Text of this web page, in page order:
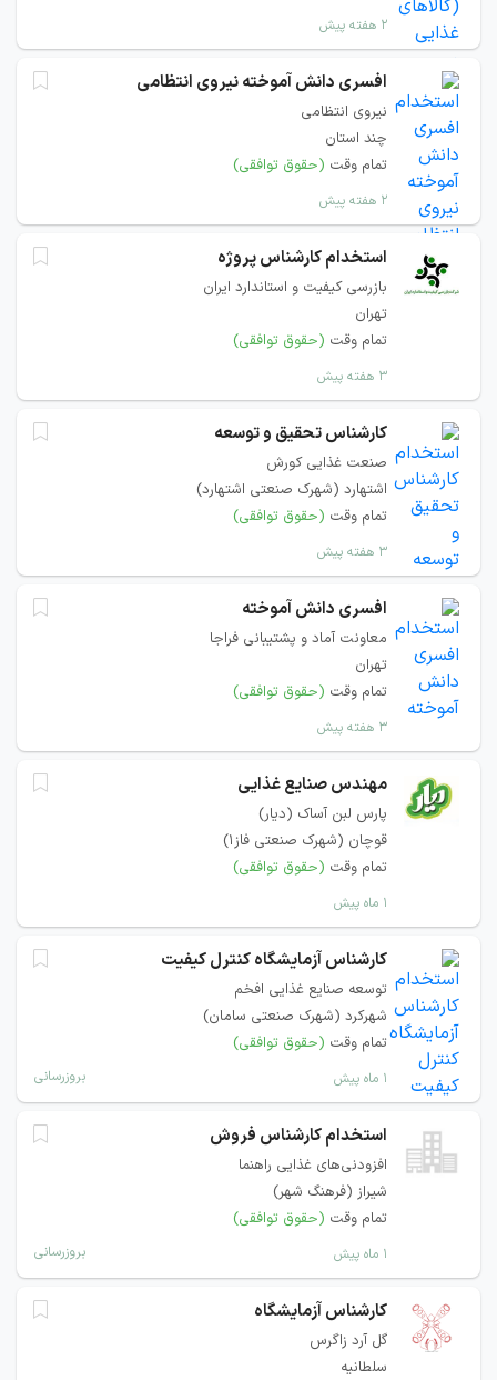
۲ هفته پیش
افسری دانش آموخته نیروی انتظامی
نیروی انتظامی
چند استان
تمام وقت (حقوق توافقی)
۲ هفته پیش
استخدام کارشناس پروژه
بازرسی کیفیت و استاندارد ایران
تهران
تمام وقت (حقوق توافقی)
۳ هفته پیش
کارشناس تحقیق و توسعه
صنعت غذایی کورش
اشتهارد (شهرک صنعتی اشتهارد)
تمام وقت (حقوق توافقی)
۳ هفته پیش
افسری دانش آموخته
معاونت آماد و پشتیبانی فراجا
تهران
تمام وقت (حقوق توافقی)
۳ هفته پیش
مهندس صنایع غذایی
پارس لبن آساک (دیار)
قوچان (شهرک صنعتی فاز1)
تمام وقت (حقوق توافقی)
۱ ماه پیش
کارشناس آزمایشگاه کنترل کیفیت
توسعه صنایع غذایی افخم
شهرکرد (شهرک صنعتی سامان)
تمام وقت (حقوق توافقی)
۱ ماه پیش بروزرسانی
استخدام کارشناس فروش
افزودنی‌های غذایی راهنما
شیراز (فرهنگ شهر)
تمام وقت (حقوق توافقی)
۱ ماه پیش بروزرسانی
کارشناس آزمایشگاه
گل آرد زاگرس
سلطانیه